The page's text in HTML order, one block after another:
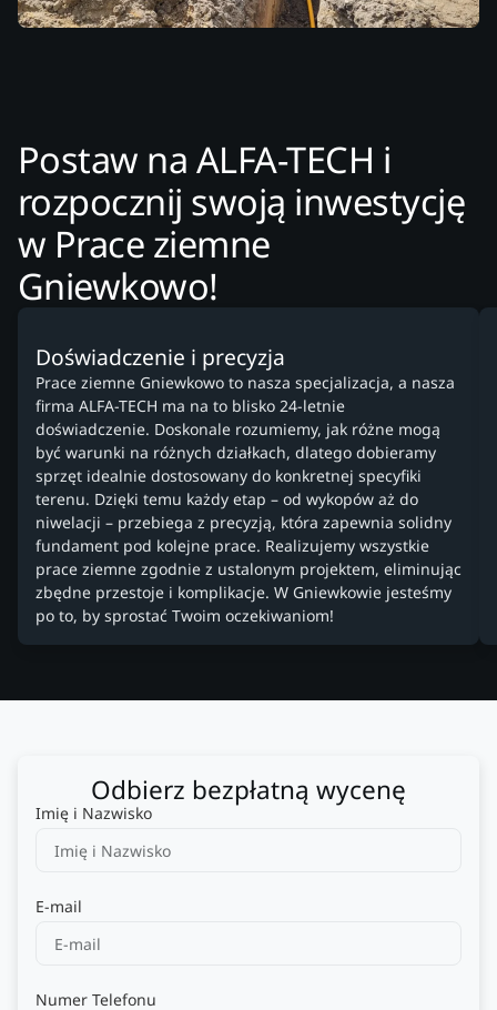
Postaw na ALFA-TECH i
rozpocznij swoją inwestycję
w Prace ziemne
Gniewkowo!
Doświadczenie i precyzja
Prace ziemne Gniewkowo to nasza specjalizacja, a nasza
firma ALFA-TECH ma na to blisko 24-letnie
doświadczenie. Doskonale rozumiemy, jak różne mogą
być warunki na różnych działkach, dlatego dobieramy
sprzęt idealnie dostosowany do konkretnej specyfiki
terenu. Dzięki temu każdy etap – od wykopów aż do
niwelacji – przebiega z precyzją, która zapewnia solidny
fundament pod kolejne prace. Realizujemy wszystkie
prace ziemne zgodnie z ustalonym projektem, eliminując
zbędne przestoje i komplikacje. W Gniewkowie jesteśmy
po to, by sprostać Twoim oczekiwaniom!
Odbierz bezpłatną wycenę
Imię i Nazwisko
E-mail
Numer Telefonu